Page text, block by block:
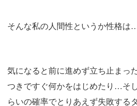
そんな私の人間性というか性格は
気になると前に進めず立ち止まっ
つきですぐ何かをはじめたり…そ
らいの確率でとりあえず失敗する